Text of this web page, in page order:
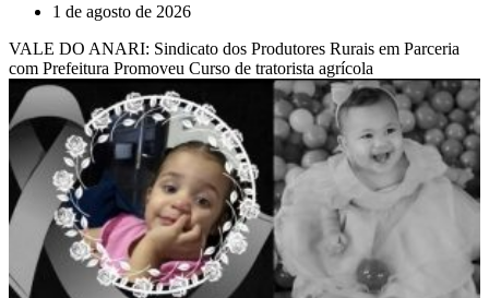
1 de agosto de 2026
VALE DO ANARI: Sindicato dos Produtores Rurais em Parceria
com Prefeitura Promoveu Curso de tratorista agrícola